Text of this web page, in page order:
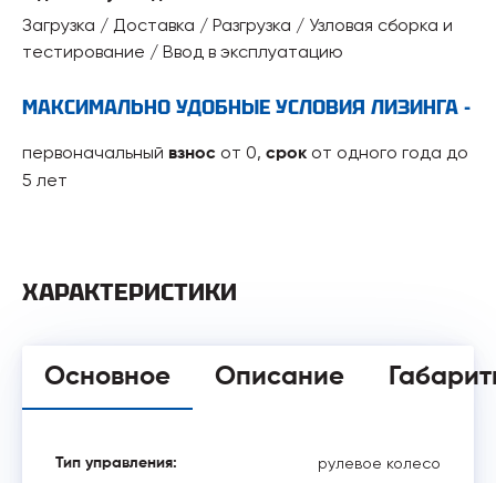
Загрузка / Доставка / Разгрузка / Узловая сборка и
тестирование / Ввод в эксплуатацию
МАКСИМАЛЬНО УДОБНЫЕ УСЛОВИЯ ЛИЗИНГА -
первоначальный взнос от 0, срок от одного года до
5 лет
ХАРАКТЕРИСТИКИ
Основное Описание
Тип управления: рулевое колесо